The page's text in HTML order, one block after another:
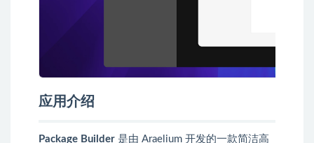
应用介绍
Package Builder 是由 Araelium 开发的一款简洁高